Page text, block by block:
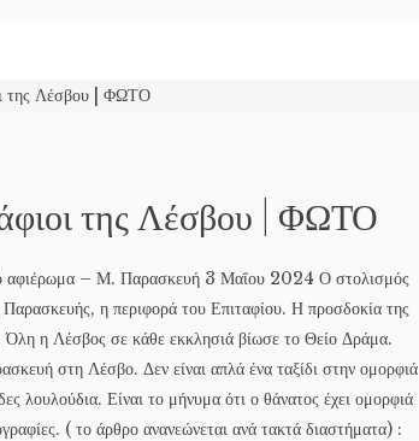
της Λέσβου | ΦΩΤΟ
αφιέρωμα – Μ. Παρασκευή 3 Μαΐου 2024 Ο στολισμός
η περιφορά του Επιταφίου. Η προσδοκία της
Όλη η Λέσβος σε κάθε εκκλησιά βίωσε το Θείο Δράμα.
στη Λέσβο. Δεν είναι απλά ένα ταξίδι στην ομορφιά
λουλούδια. Είναι το μήνυμα ότι ο θάνατος έχει ομορφιά
( το άρθρο ανανεώνεται ανά τακτά διαστήματα) :